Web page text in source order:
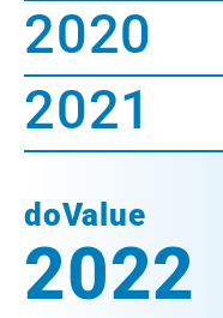
2020
2021
doValue
2022